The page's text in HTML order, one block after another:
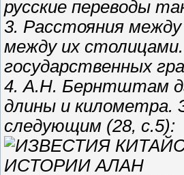
русские переводы
3. Расстояния
между их
государственных
4. А.Н. Бернтштам
длины и километра.
следующим (28, с.5):